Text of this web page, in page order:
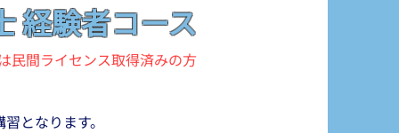
経験者コース
民間ライセンス取得済みの方​
となります。